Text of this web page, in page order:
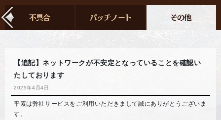
【追記】ネットワークが不安定となっていることを確認い
たしております
2025年4月4日
平素は弊社サービスをご利用いただきまして誠にありがとうございま
す。